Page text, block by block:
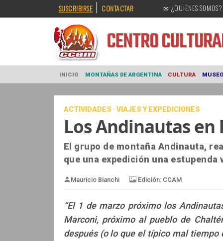
SUSCRIBIRSE | CONTACTAR ✉ ¿QUIÉNES SOMOS?
CENTRO
INICIO MONTAÑAS DE ARGENTINA CULTURA
ACTIVIDADES · VIAJES Y EXPEDICIONES
Los Andinautas
El grupo de montaña Andinauta,
que una expedición una estupenda
Mauricio Bianchi Edición:
“El 1 de marzo próximo los
Marconi, próximo al pueblo de
después (o lo que el típico mal tiempo